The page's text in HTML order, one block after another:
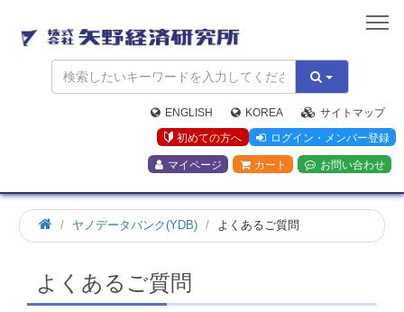
矢
野
経
済
研
究
所
ENGLISH KOREA
サイトマップ
初めての方へ
ログイン・メンバー登録
マイページ カート お問い合わせ
ヤノデータバンク(YDB) よくあるご質問
よくあるご質問